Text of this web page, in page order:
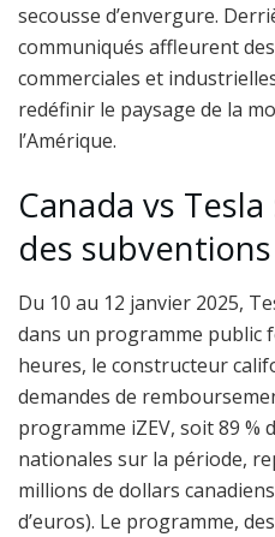
secousse d’envergure.
communiqués affleurent
commerciales et
redéfinir le paysage de la
l’Amérique.
Canada vs
des subventions
Du 10 au 12 janvier 2025,
dans un programme public
heures, le constructeur
demandes de
programme iZEV, soit 89 %
nationales sur la période,
millions de dollars
d’euros). Le programme,